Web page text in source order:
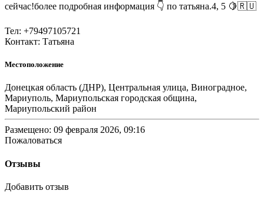
сейчас!более подробная информация 👇 по татьяна.4, 5 🍋🇷🇺
Тел: +79497105721
Контакт: Татьяна
Местоположение
Донецкая область (ДНР), Центральная улица, Виноградное,
Мариуполь, Мариупольская городская община,
Мариупольский район
Размещено: 09 февраля 2026, 09:16
Пожаловаться
Отзывы
Добавить отзыв